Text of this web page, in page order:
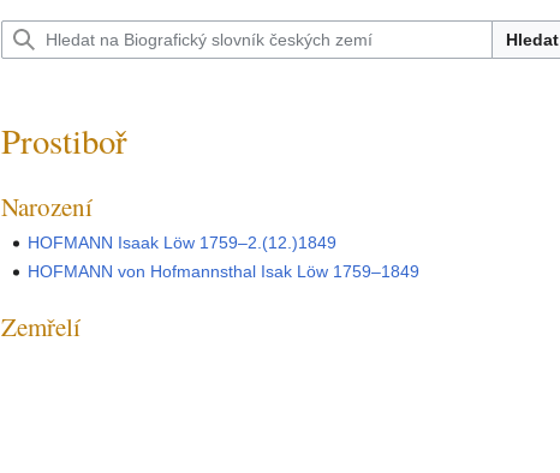
Hledat
Prostiboř
Narození
HOFMANN Isaak Löw 1759–2.(12.)1849
HOFMANN von Hofmannsthal Isak Löw 1759–1849
Zemřelí